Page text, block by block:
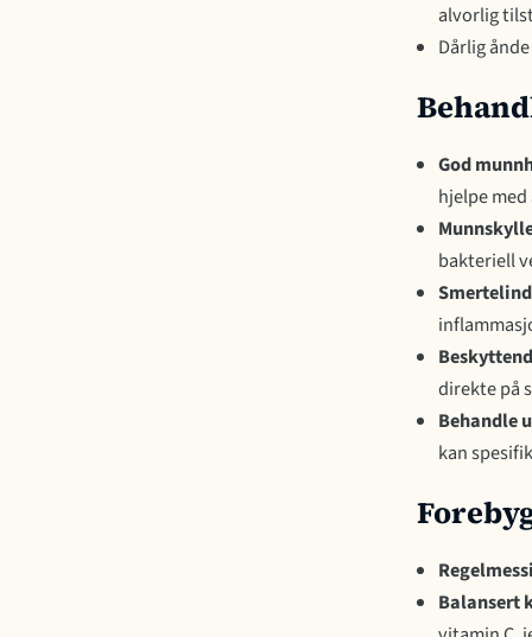
alvorlig
Dårlig
God
hjelpe
bakteriell
direkte på
Behandle
kan
Balansert